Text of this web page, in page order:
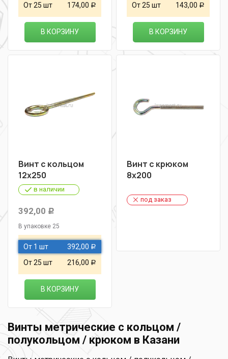
От 25 шт 174,00 Р
В КОРЗИНУ
От 25 шт 143,00 Р
В КОРЗИНУ
Винт с кольцом
12х250
в наличии
392,00 Р
В упаковке 25
От 1 шт 392,00 Р
От 25 шт 216,00 Р
В КОРЗИНУ
Винт с крюком
8х200
под заказ
Винты метрические с кольцом /
полукольцом / крюком в Казани